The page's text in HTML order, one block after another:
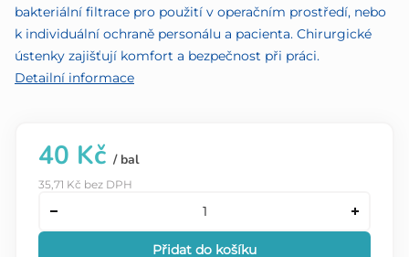
bakteriální filtrace pro použití v operačním prostředí, nebo
k individuální ochraně personálu a pacienta. Chirurgické
ústenky zajišťují komfort a bezpečnost při práci.
Detailní informace
40 Kč / bal
35,71 Kč bez DPH
Přidat do košíku